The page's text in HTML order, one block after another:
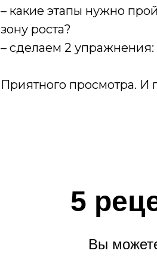
– какие этапы нужно
зону роста?
– сделаем 2 упражнения:
Приятного просмотра. И
5
Вы